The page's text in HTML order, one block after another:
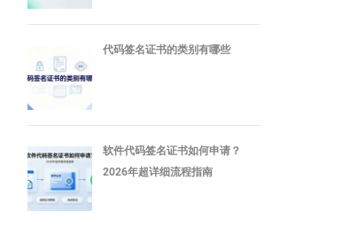
代码签名证书的类别有哪些
软件代码签名证书如何申请？
2026年超详细流程指南